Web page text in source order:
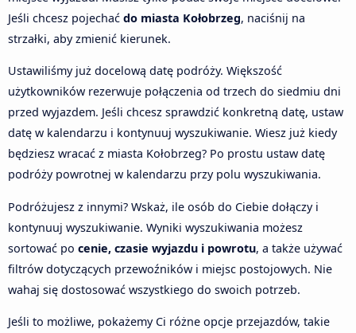
Jeśli chcesz pojechać do miasta Kołobrzeg, naciśnij na
strzałki, aby zmienić kierunek.
Ustawiliśmy już docelową datę podróży. Większość
użytkowników rezerwuje połączenia od trzech do siedmiu dni
przed wyjazdem. Jeśli chcesz sprawdzić konkretną datę, ustaw
datę w kalendarzu i kontynuuj wyszukiwanie. Wiesz już kiedy
będziesz wracać z miasta Kołobrzeg? Po prostu ustaw datę
podróży powrotnej w kalendarzu przy polu wyszukiwania.
Podróżujesz z innymi? Wskaż, ile osób do Ciebie dołączy i
kontynuuj wyszukiwanie. Wyniki wyszukiwania możesz
sortować po cenie, czasie wyjazdu i powrotu, a także używać
filtrów dotyczących przewoźników i miejsc postojowych. Nie
wahaj się dostosować wszystkiego do swoich potrzeb.
Jeśli to możliwe, pokażemy Ci różne opcje przejazdów, takie